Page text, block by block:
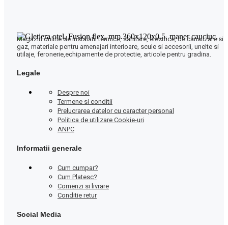
Magazin online de instalatii termice, sanitare, electrice, de canalizare si
gaz, materiale pentru amenajari interioare, scule si accesorii, unelte si
utilaje, feronerie,echipamente de protectie, articole pentru gradina.
Legale
Despre noi
Termene si conditii
Prelucrarea datelor cu caracter personal
Politica de utilizare Cookie-uri
ANPC
Informatii generale
Cum cumpar?
Cum Platesc?
Comenzi si livrare
Conditie retur
Social Media